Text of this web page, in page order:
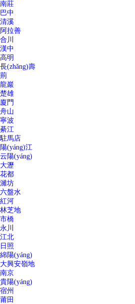
南莊
巴中
清溪
阿拉善
合川
漢中
高明
長(zhǎng)壽
荊
龍巖
楚雄
廈門
舟山
寧波
綦江
駐馬店
陽(yáng)江
云陽(yáng)
大瀝
花都
濰坊
六盤水
紅河
林芝地
市橋
永川
江北
日照
綿陽(yáng)
大興安嶺地
南京
貴陽(yáng)
宿州
莆田